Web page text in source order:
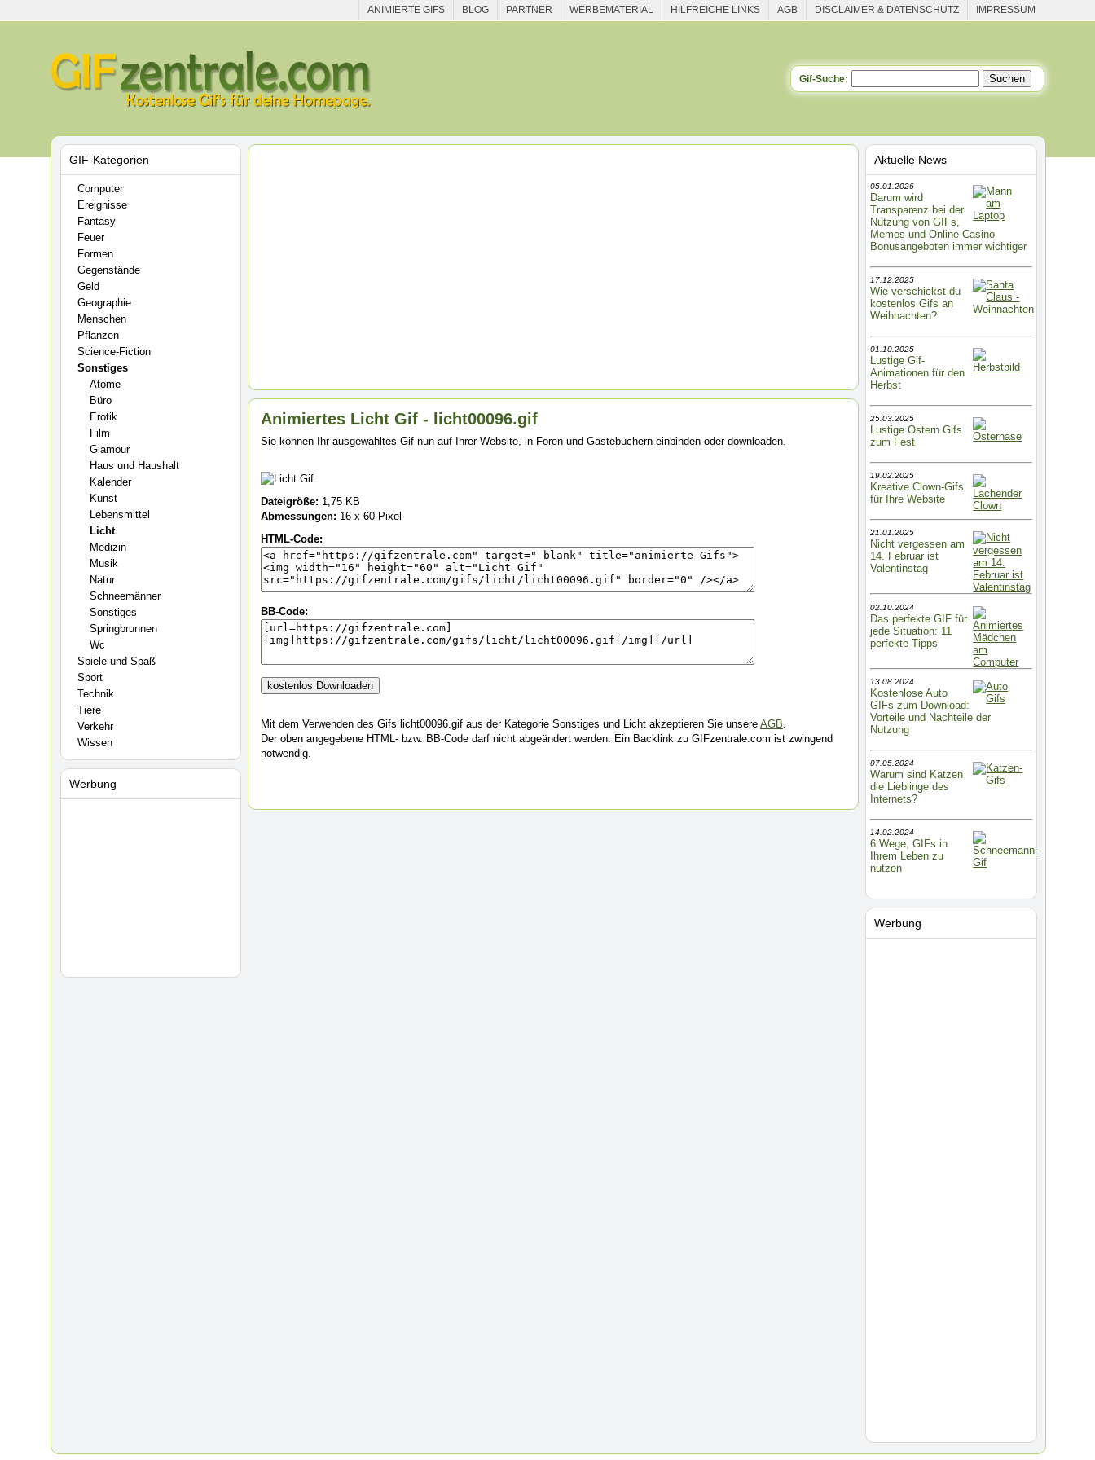
ANIMIERTE GIFS BLOG PARTNER WERBEMATERIAL HILFREICHE LINKS AGB DISCLAIMER & DATENSCHUTZ IMPRESSUM
Gif-Suche:
GIF-Kategorien
Computer
Ereignisse
Fantasy
Feuer
Formen
Gegenstände
Geld
Geographie
Menschen
Pflanzen
Science-Fiction
Sonstiges
Atome
Büro
Erotik
Film
Glamour
Haus und Haushalt
Kalender
Kunst
Lebensmittel
Licht
Medizin
Musik
Natur
Schneemänner
Sonstiges
Springbrunnen
Wc
Spiele und Spaß
Sport
Technik
Tiere
Verkehr
Wissen
Werbung
Animiertes Licht Gif - licht00096.gif
Sie können Ihr ausgewähltes Gif nun auf Ihrer Website, in Foren und Gästebüchern einbinden oder downloaden.
Dateigröße: 1,75 KB
Abmessungen: 16 x 60 Pixel
HTML-Code:
BB-Code:
Mit dem Verwenden des Gifs licht00096.gif aus der Kategorie Sonstiges und Licht akzeptieren Sie unsere AGB.
Der oben angegebene HTML- bzw. BB-Code darf nicht abgeändert werden. Ein Backlink zu GIFzentrale.com ist zwingend
notwendig.
Aktuelle News
05.01.2026
Darum wird
Transparenz bei der
Nutzung von GIFs,
Memes und Online Casino
Bonusangeboten immer wichtiger
17.12.2025
Wie verschickst du
kostenlos Gifs an
Weihnachten?
01.10.2025
Lustige Gif-
Animationen für den
Herbst
25.03.2025
Lustige Ostern Gifs
zum Fest
19.02.2025
Kreative Clown-Gifs
für Ihre Website
21.01.2025
Nicht vergessen am
14. Februar ist
Valentinstag
02.10.2024
Das perfekte GIF für
jede Situation: 11
perfekte Tipps
13.08.2024
Kostenlose Auto
GIFs zum Download:
Vorteile und Nachteile der
Nutzung
07.05.2024
Warum sind Katzen
die Lieblinge des
Internets?
14.02.2024
6 Wege, GIFs in
Ihrem Leben zu
nutzen
Werbung